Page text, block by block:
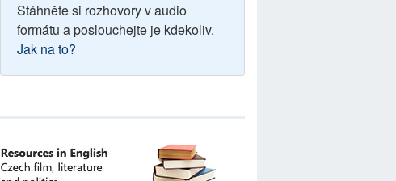
Stáhněte si rozhovory v audio
formátu a poslouchejte je kdekoliv.
Jak na to?